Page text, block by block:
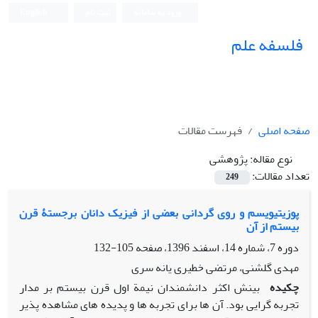
فلسفه علم
صفحه اصلی
فهرست مقالات
نوع مقاله:پژوهشی
تعداد مقالات:
249
پوزیتیویسم و روی گردانی بعضی از فیزیک دانان برجستۀ قرن
بیستم از آن
دوره 7، شماره 14، اسفند 1396، صفحه
105-132
مهدی گلشنی، مرتضی خطیری یانه سری
چکیده بینش اکثر دانشمندان نیمة اول قرن بیستم بر مدار
تجربه گرایی بود. آن ها برای تجربه ها و پدیده های مشاهده پذیر